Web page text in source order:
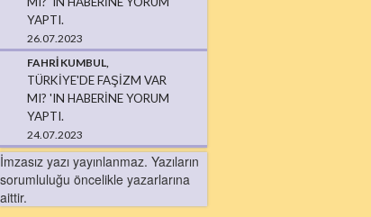
YAPTI.
26.07.2023
FAHRI KUMBUL,
TÜRKIYE'DE FAŞIZM VAR
MI? 'IN HABERINE YORUM
YAPTI.
24.07.2023
İmzasız yazı yayınlanmaz. Yazıların
sorumluluğu öncelikle yazarlarına
aittir.